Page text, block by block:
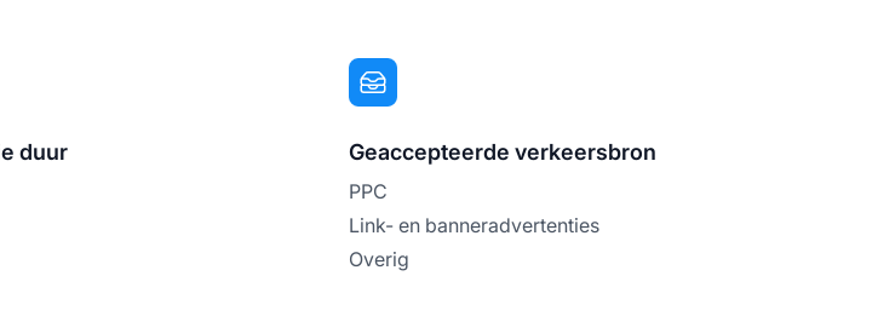
duur Geaccepteerde verkeersbron
PPC
Link- en banneradvertenties
Overig